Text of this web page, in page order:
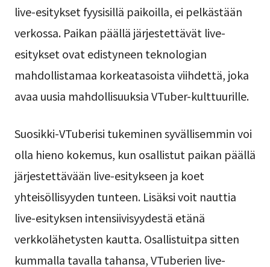
live-esitykset fyysisillä paikoilla, ei pelkästään
verkossa. Paikan päällä järjestettävät live-
esitykset ovat edistyneen teknologian
mahdollistamaa korkeatasoista viihdettä, joka
avaa uusia mahdollisuuksia VTuber-kulttuurille.
Suosikki-VTuberisi tukeminen syvällisemmin voi
olla hieno kokemus, kun osallistut paikan päällä
järjestettävään live-esitykseen ja koet
yhteisöllisyyden tunteen. Lisäksi voit nauttia
live-esityksen intensiivisyydestä etänä
verkkolähetysten kautta. Osallistuitpa sitten
kummalla tavalla tahansa, VTuberien live-